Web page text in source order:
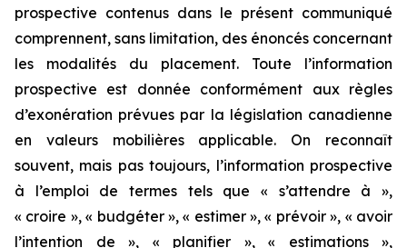
prospective contenus dans le présent communiqué
comprennent, sans limitation, des énoncés concernant
les modalités du placement. Toute l’information
prospective est donnée conformément aux règles
d’exonération prévues par la législation canadienne
en valeurs mobilières applicable. On reconnaît
souvent, mais pas toujours, l’information prospective
à l’emploi de termes tels que « s’attendre à »,
« croire », « budgéter », « estimer », « prévoir », « avoir
l’intention de », « planifier », « estimations »,